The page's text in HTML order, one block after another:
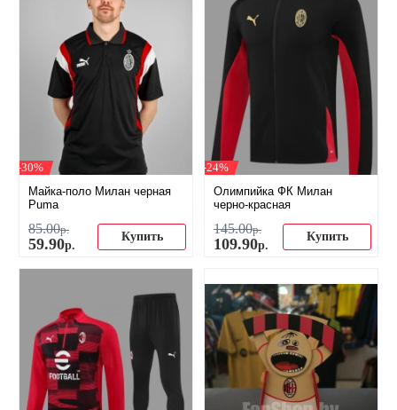
-30%
Майка-поло Милан черная
Puma
85.00р.
59.90р.
Купить
-24%
Олимпийка ФК Милан
черно-красная
145.00р.
109.90р.
Купить